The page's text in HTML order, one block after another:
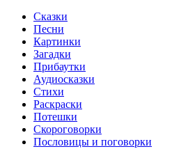
Сказки
Песни
Картинки
Загадки
Прибаутки
Аудиосказки
Стихи
Раскраски
Потешки
Скороговорки
Пословицы и поговорки